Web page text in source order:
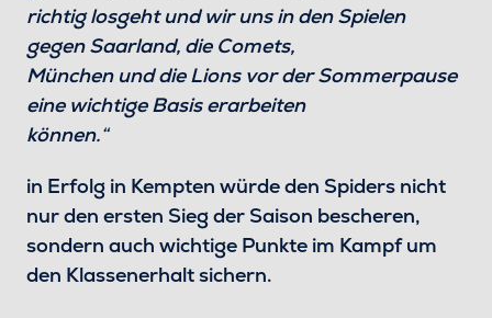
richtig losgeht und wir uns in den Spielen
gegen Saarland, die Comets,
München und die Lions vor der Sommerpause
eine wichtige Basis erarbeiten
können.“
in Erfolg in Kempten würde den Spiders nicht
nur den ersten Sieg der Saison bescheren,
sondern auch wichtige Punkte im Kampf um
den Klassenerhalt sichern.